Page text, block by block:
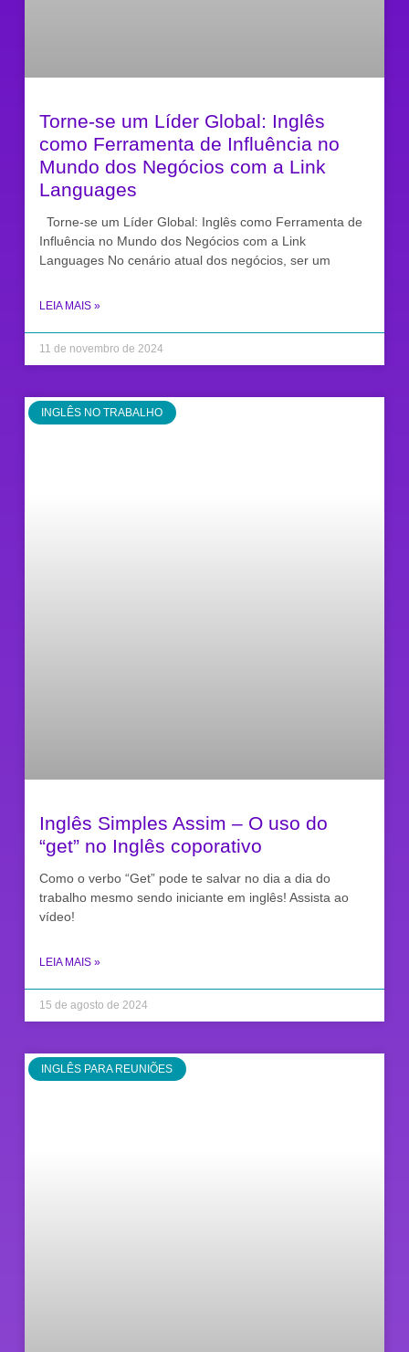
Torne-se um Líder Global: Inglês
como Ferramenta de Influência no
Mundo dos Negócios com a Link
Languages
Torne-se um Líder Global: Inglês como Ferramenta de
Influência no Mundo dos Negócios com a Link
Languages No cenário atual dos negócios, ser um
LEIA MAIS »
11 de novembro de 2024
INGLÊS NO TRABALHO
Inglês Simples Assim – O uso do
“get” no Inglês coporativo
Como o verbo “Get” pode te salvar no dia a dia do
trabalho mesmo sendo iniciante em inglês! Assista ao
vídeo!
LEIA MAIS »
15 de agosto de 2024
INGLÊS PARA REUNIÕES